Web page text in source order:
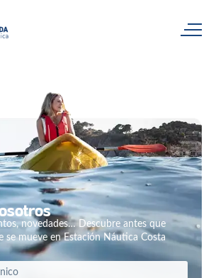
novedades… Descubre antes que
se mueve en Estación Náutica Costa